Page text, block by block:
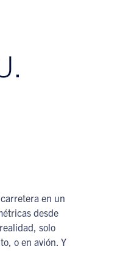
en un
desde
solo
o en avión. Y